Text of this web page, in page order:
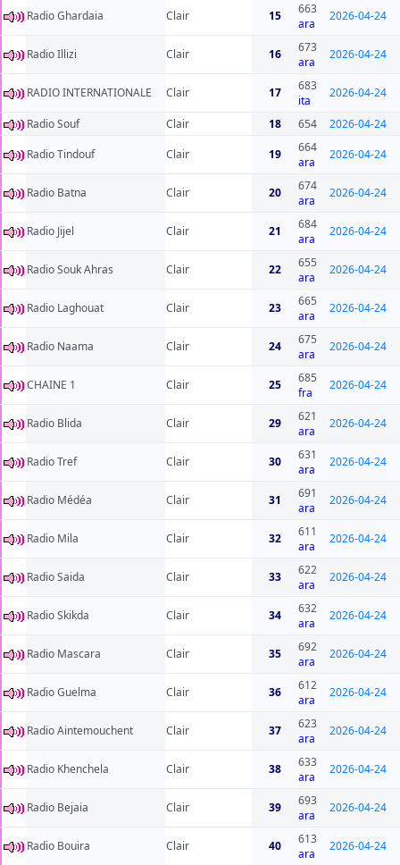
Radio Ghardaia Clair 15
663
ara
2026-04-24
Radio Illizi Clair 16
673
ara
2026-04-24
RADIO INTERNATIONALE Clair 17
683
ita
2026-04-24
Radio Souf Clair 18 654
2026-04-24
Radio Tindouf
Clair 19
664
ara
2026-04-24
Radio Batna Clair 20
674
ara
2026-04-24
Radio Jijel Clair 21
684
ara
2026-04-24
Radio Souk Ahras Clair 22
655
ara
2026-04-24
Radio Laghouat Clair 23
665
ara
2026-04-24
Radio Naama Clair 24
675
ara
2026-04-24
CHAINE 1 Clair 25
685
fra
2026-04-24
Radio Blida Clair 29
621
ara
2026-04-24
Radio Tref Clair 30
631
ara
2026-04-24
Radio Médéa Clair 31
691
ara
2026-04-24
Radio Mila Clair 32
611
ara
2026-04-24
Radio Saida Clair 33
622
ara
2026-04-24
Radio Skikda Clair 34
632
ara
2026-04-24
Radio Mascara Clair 35
692
ara
2026-04-24
Radio Guelma Clair 36
612
ara
2026-04-24
Radio Aintemouchent Clair 37
623
ara
2026-04-24
Radio Khenchela Clair 38
633
ara
2026-04-24
Radio Bejaia Clair 39
693
ara
2026-04-24
Radio Bouira Clair 40
613
ara
2026-04-24